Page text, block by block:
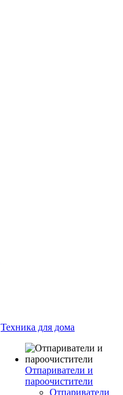
Техника для дома
Отпариватели и
пароочистители
Отпариватели